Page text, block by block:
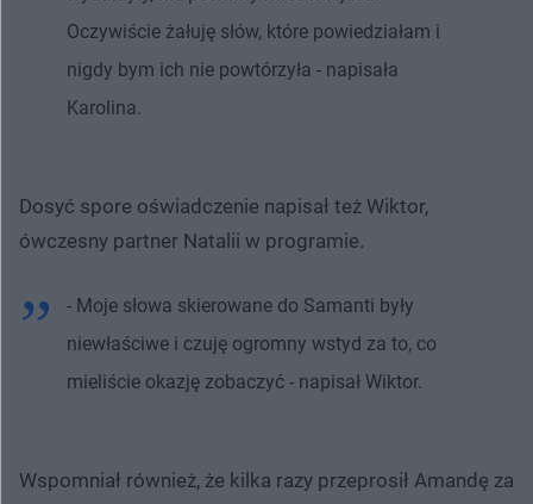
Oczywiście żałuję słów, które powiedziałam i
nigdy bym ich nie powtórzyła - napisała
Karolina.
Dosyć spore oświadczenie napisał też Wiktor,
ówczesny partner Natalii w programie.
- Moje słowa skierowane do Samanti były
niewłaściwe i czuję ogromny wstyd za to, co
mieliście okazję zobaczyć - napisał Wiktor.
Wspomniał również, że kilka razy przeprosił Amandę za